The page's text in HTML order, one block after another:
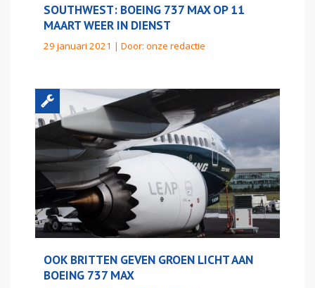
SOUTHWEST: BOEING 737 MAX OP 11
MAART WEER IN DIENST
29 januari 2021 | Door: onze redactie
OOK BRITTEN GEVEN GROEN LICHT AAN
BOEING 737 MAX